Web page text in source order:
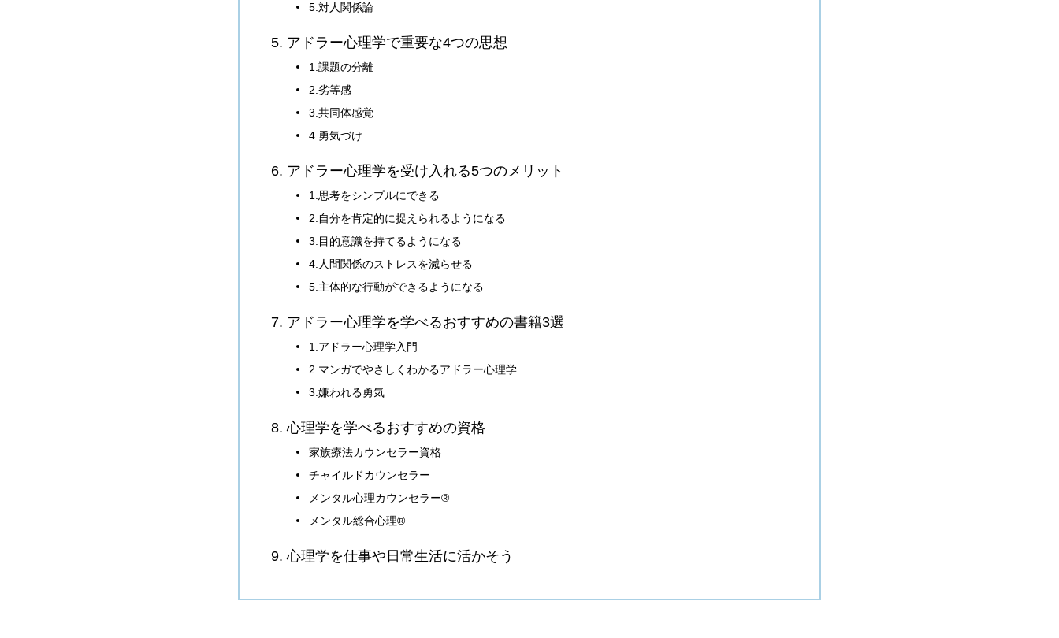
5.対人関係論
5. アドラー心理学で重要な4つの思想
1.課題の分離
2.劣等感
3.共同体感覚
4.勇気づけ
6. アドラー心理学を受け入れる5つのメリット
1.思考をシンプルにできる
2.自分を肯定的に捉えられるようになる
3.目的意識を持てるようになる
4.人間関係のストレスを減らせる
5.主体的な行動ができるようになる
7. アドラー心理学を学べるおすすめの書籍3選
1.アドラー心理学入門
2.マンガでやさしくわかるアドラー心理学
3.嫌われる勇気
8. 心理学を学べるおすすめの資格
家族療法カウンセラー資格
チャイルドカウンセラー
メンタル心理カウンセラー®
メンタル総合心理®
9. 心理学を仕事や日常生活に活かそう